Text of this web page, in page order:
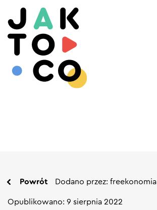
Powrót Dodano przez: freekonomia
Opublikowano: 9 sierpnia 2022